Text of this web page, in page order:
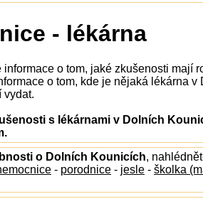
- lékárna
informace o tom, jaké zkušenosti mají
o tom, kde je nějaká lékárna
vydat.
s lékárnami v Dolních
o Dolních Kounicích,
- porodnice - jesle - školka